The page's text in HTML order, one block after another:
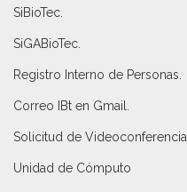
SiBioTec
SiGABioTec.
Registro Interno de Personas
Correo IBt en Gmail
Solicitud de Videoconferencia.
Unidad de Cómputo